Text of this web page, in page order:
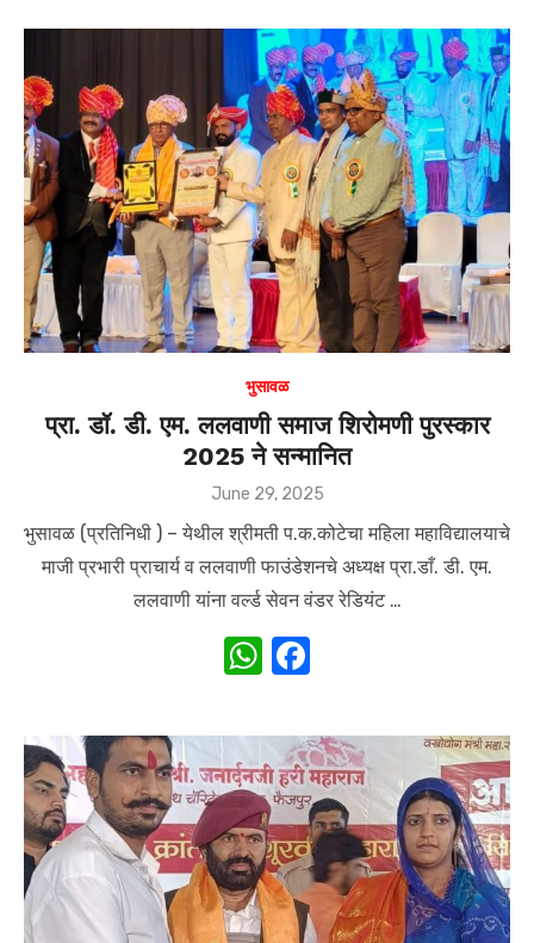
at
s
A
p
p
c
e
b
o
o
k
भुसावळ
प्रा. डॉ. डी. एम. ललवाणी समाज शिरोमणी पुरस्कार
2025 ने सन्मानित
Posted
June 29, 2025
भुसावळ (प्रतिनिधी ) – येथील श्रीमती प.क.कोटेचा महिला महाविद्यालयाचे
माजी प्रभारी प्राचार्य व ललवाणी फाउंडेशनचे अध्यक्ष प्रा.डाँ. डी. एम.
ललवाणी यांना वर्ल्ड सेवन वंडर रेडियंट …
W
at
s
A
p
p
c
e
b
o
o
k